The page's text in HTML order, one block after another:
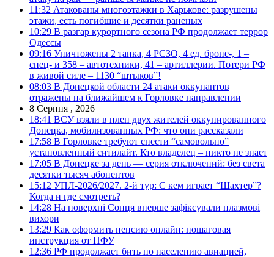
11:32 Атакованы многоэтажки в Харькове: разрушены
этажи, есть погибшие и десятки раненых
10:29 В разгар курортного сезона РФ продолжает террор
Одессы
09:16 Уничтожены 2 танка, 4 РСЗО, 4 ед. броне-, 1 –
спец- и 358 – автотехники, 41 – артиллерии. Потери РФ
в живой силе – 1130 “штыков”!
08:03 В Донецкой области 24 атаки оккупантов
отражены на ближайшем к Горловке направлении
8 Серпня , 2026
18:41 ВСУ взяли в плен двух жителей оккупированного
Донецка, мобилизованных РФ: что они рассказали
17:58 В Горловке требуют снести “самовольно”
установленный ситилайт. Кто владелец – никто не знает
17:05 В Донецке за день — серия отключений: без света
десятки тысяч абонентов
15:12 УПЛ-2026/2027. 2-й тур: С кем играет “Шахтер”?
Когда и где смотреть?
14:28 На поверхні Сонця вперше зафіксували плазмові
вихори
13:29 Как оформить пенсию онлайн: пошаговая
инструкция от ПФУ
12:36 РФ продолжает бить по населению авиацией,